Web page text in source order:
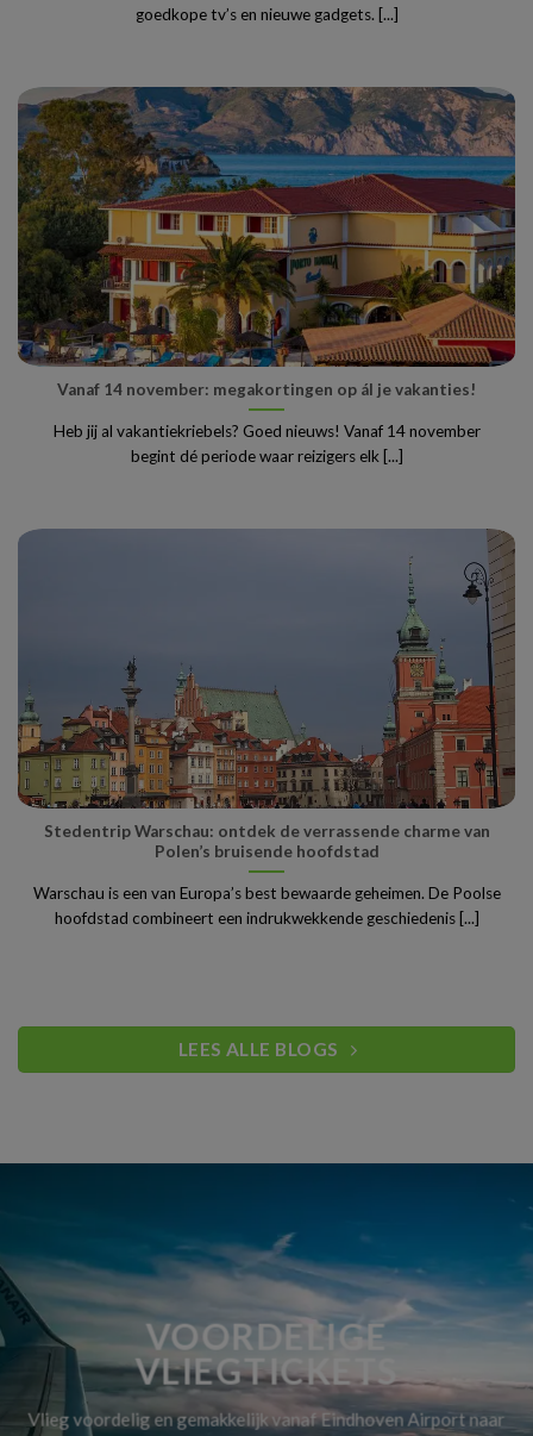
goedkope tv’s en nieuwe gadgets. [...]
Vanaf 14 november: megakortingen op ál je vakanties!
Heb jij al vakantiekriebels? Goed nieuws! Vanaf 14 november
begint dé periode waar reizigers elk [...]
Stedentrip Warschau: ontdek de verrassende charme van
Polen’s bruisende hoofdstad
Warschau is een van Europa’s best bewaarde geheimen. De Poolse
hoofdstad combineert een indrukwekkende geschiedenis [...]
LEES ALLE BLOGS
VOORDELIGE
VLIEGTICKETS
Vlieg voordelig en gemakkelijk vanaf Eindhoven Airport naar